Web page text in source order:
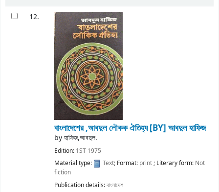
12.
বাংলাদেশের ,আবদুল লৌকক ঐতিহ্য[BY] আবদুল হাফিজ
byহাফিজ,আবদুল.
Edition: 1ST 1975
Material type:
Text; Format: print; Literary form: Not
fiction
Publication details:বাংলাদেশ